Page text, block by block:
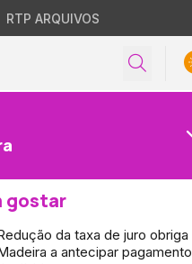
RTP ARQUIVOS
gostar
da taxa de juro obriga
a antecipar pagamento